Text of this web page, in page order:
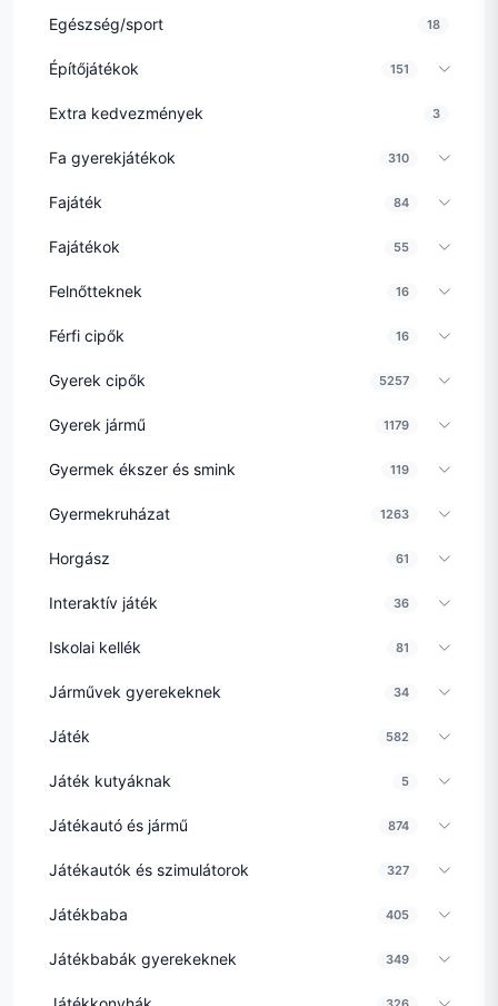
Egészség/sport 18
Építőjátékok 151
Extra kedvezmények 3
Fa gyerekjátékok 310
Fajáték 84
Fajátékok 55
Felnőtteknek 16
Férfi cipők 16
Gyerek cipők 5257
Gyerek jármű 1179
Gyermek ékszer és smink 119
Gyermekruházat 1263
Horgász 61
Interaktív játék 36
Iskolai kellék 81
Járművek gyerekeknek 34
Játék 582
Játék kutyáknak 5
Játékautó és jármű 874
Játékautók és szimulátorok 327
Játékbaba 405
Játékbabák gyerekeknek 349